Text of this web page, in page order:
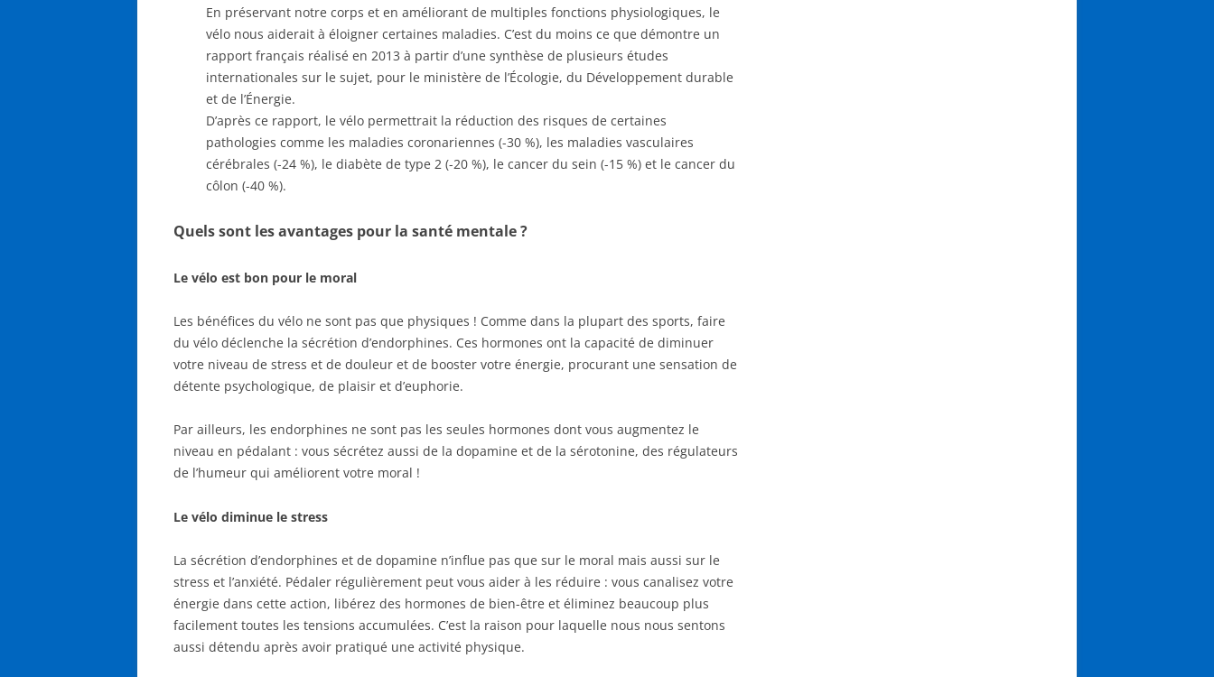
En préservant notre corps et en améliorant de multiples fonctions physiologiques, le
vélo nous aiderait à éloigner certaines maladies. C’est du moins ce que démontre un
rapport français réalisé en 2013 à partir d’une synthèse de plusieurs études
internationales sur le sujet, pour le ministère de l’Écologie, du Développement durable
et de l’Énergie.
D’après ce rapport, le vélo permettrait la réduction des risques de certaines
pathologies comme les maladies coronariennes (-30 %), les maladies vasculaires
cérébrales (-24 %), le diabète de type 2 (-20 %), le cancer du sein (-15 %) et le cancer du
côlon (-40 %).
Quels sont les avantages pour la santé mentale ?
Le vélo est bon pour le moral
Les bénéfices du vélo ne sont pas que physiques ! Comme dans la plupart des sports, faire
du vélo déclenche la sécrétion d’endorphines. Ces hormones ont la capacité de diminuer
votre niveau de stress et de douleur et de booster votre énergie, procurant une sensation de
détente psychologique, de plaisir et d’euphorie.
Par ailleurs, les endorphines ne sont pas les seules hormones dont vous augmentez le
niveau en pédalant : vous sécrétez aussi de la dopamine et de la sérotonine, des régulateurs
de l’humeur qui améliorent votre moral !
Le vélo diminue le stress
La sécrétion d’endorphines et de dopamine n’influe pas que sur le moral mais aussi sur le
stress et l’anxiété. Pédaler régulièrement peut vous aider à les réduire : vous canalisez votre
énergie dans cette action, libérez des hormones de bien-être et éliminez beaucoup plus
facilement toutes les tensions accumulées. C’est la raison pour laquelle nous nous sentons
aussi détendu après avoir pratiqué une activité physique.